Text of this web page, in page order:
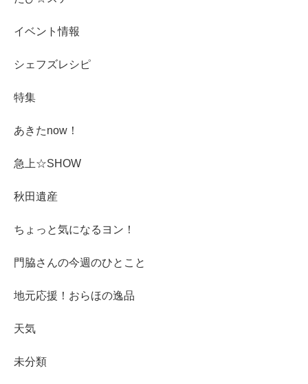
イベント情報
シェフズレシピ
特集
あきたnow！
急上☆SHOW
秋田遺産
ちょっと気になるヨン！
門脇さんの今週のひとこと
地元応援！おらほの逸品
天気
未分類